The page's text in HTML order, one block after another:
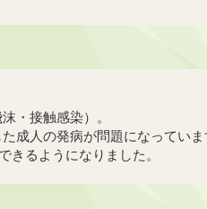
・接触感染）。
成人の発病が問題になっていま
るようになりました。